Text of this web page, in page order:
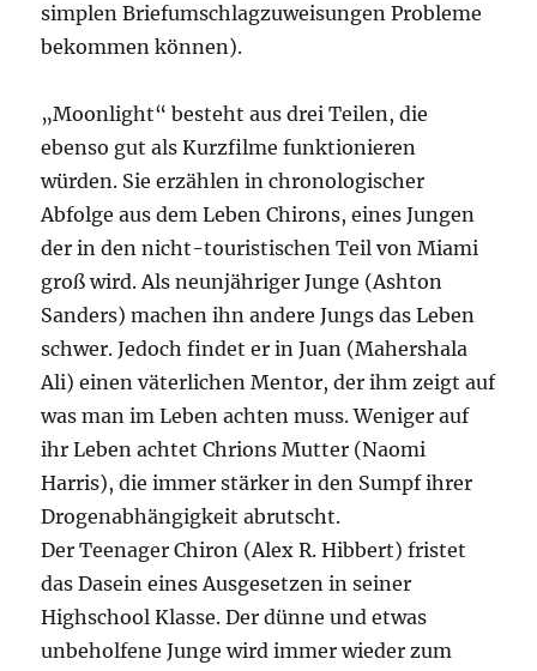
simplen Briefumschlagzuweisungen Probleme
bekommen können).
„Moonlight“ besteht aus drei Teilen, die
ebenso gut als Kurzfilme funktionieren
würden. Sie erzählen in chronologischer
Abfolge aus dem Leben Chirons, eines Jungen
der in den nicht-touristischen Teil von Miami
groß wird. Als neunjähriger Junge (Ashton
Sanders) machen ihn andere Jungs das Leben
schwer. Jedoch findet er in Juan (Mahershala
Ali) einen väterlichen Mentor, der ihm zeigt auf
was man im Leben achten muss. Weniger auf
ihr Leben achtet Chrions Mutter (Naomi
Harris), die immer stärker in den Sumpf ihrer
Drogenabhängigkeit abrutscht.
Der Teenager Chiron (Alex R. Hibbert) fristet
das Dasein eines Ausgesetzen in seiner
Highschool Klasse. Der dünne und etwas
unbeholfene Junge wird immer wieder zum